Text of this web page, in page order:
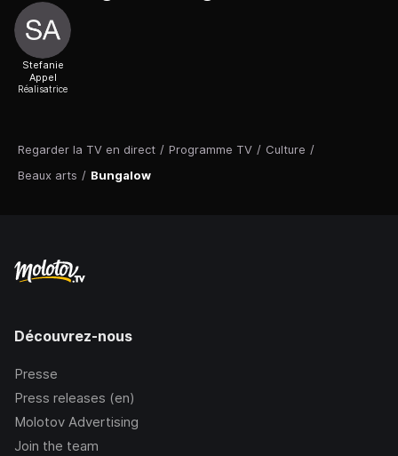
Regarder la TV en direct / Programme TV / Culture /
Beaux arts / Bungalow
Stefanie
Appel
Réalisatrice
Découvrez-nous
Presse
Press releases (en)
Molotov Advertising
Join the team